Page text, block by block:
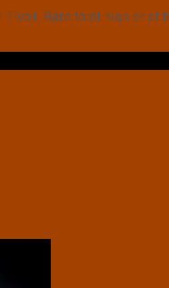
Bare fordi man er